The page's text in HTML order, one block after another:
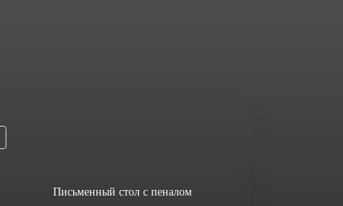
Письменный стол с пеналом